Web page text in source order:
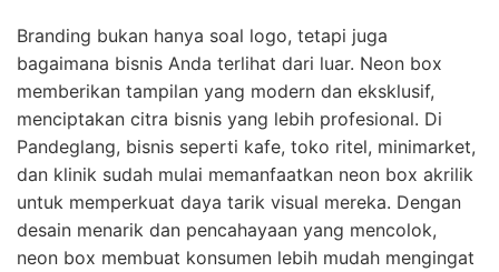
Branding bukan hanya soal logo, tetapi juga
bagaimana bisnis Anda terlihat dari luar. Neon box
memberikan tampilan yang modern dan eksklusif,
menciptakan citra bisnis yang lebih profesional. Di
Pandeglang, bisnis seperti kafe, toko ritel, minimarket,
dan klinik sudah mulai memanfaatkan neon box akrilik
untuk memperkuat daya tarik visual mereka. Dengan
desain menarik dan pencahayaan yang mencolok,
neon box membuat konsumen lebih mudah mengingat